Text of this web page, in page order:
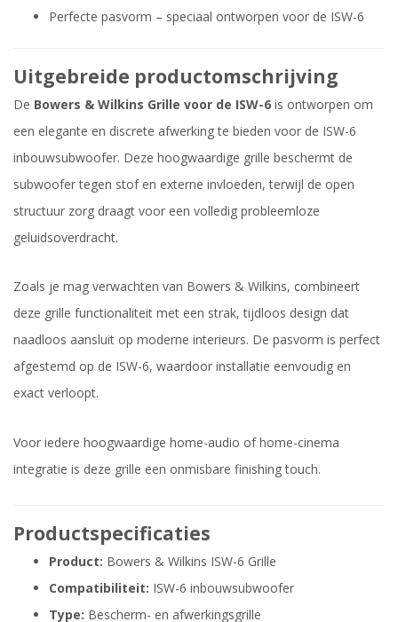
Perfecte pasvorm – speciaal ontworpen voor de ISW-6
Uitgebreide productomschrijving
De Bowers & Wilkins Grille voor de ISW-6 is ontworpen om
een elegante en discrete afwerking te bieden voor de ISW-6
inbouwsubwoofer. Deze hoogwaardige grille beschermt de
subwoofer tegen stof en externe invloeden, terwijl de open
structuur zorg draagt voor een volledig probleemloze
geluidsoverdracht.
Zoals je mag verwachten van Bowers & Wilkins, combineert
deze grille functionaliteit met een strak, tijdloos design dat
naadloos aansluit op moderne interieurs. De pasvorm is perfect
afgestemd op de ISW-6, waardoor installatie eenvoudig en
exact verloopt.
Voor iedere hoogwaardige home-audio of home-cinema
integratie is deze grille een onmisbare finishing touch.
Productspecificaties
Product: Bowers & Wilkins ISW-6 Grille
Compatibiliteit: ISW-6 inbouwsubwoofer
Type: Bescherm- en afwerkingsgrille